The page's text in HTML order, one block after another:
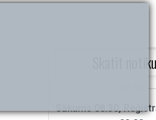
Skatīt
Sākums 08:30,